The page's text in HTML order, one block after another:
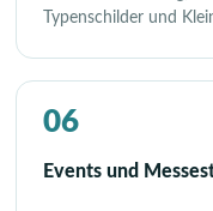
Typenschilder und
06
Events und